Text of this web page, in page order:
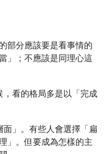
部分應該要是看事情的
」；不應該是同理心這
，看的格局多是以「完成
面」。有些人會選擇「扁
」。但要成為怎樣的主